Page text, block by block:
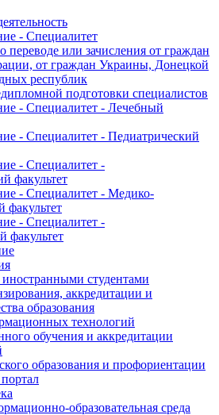
- Специалитет
переводе или зачисления от граждан
от граждан Украины, Донецкой
республик
подготовки специалистов
- Специалитет - Лечебный
- Специалитет - Педиатрический
- Специалитет -
факультет
- Специалитет - Медико-
факультет
- Специалитет -
факультет
студентами
аккредитации и
образования
технологий
обучения и аккредитации
образования и профориентации
образовательная среда